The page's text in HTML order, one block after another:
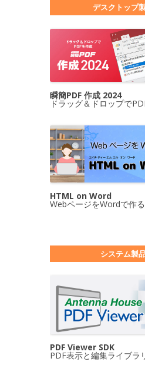
デスクトップ
瞬簡PDF 作成 2024
ドラッグ＆ドロップで
HTML on Word
WebページをWordで作る
システム製
PDF Viewer SDK
PDF表示と編集ライブラ